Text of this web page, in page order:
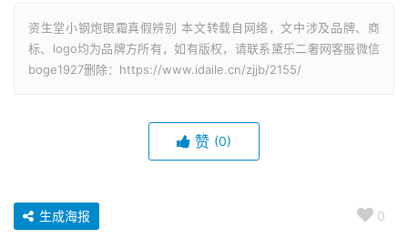
资生堂小钢炮眼霜真假辨别 本文转载自网络，文中涉及品牌、商
标、logo均为品牌方所有，如有版权，请联系黛乐二奢网客服微信
boge1927删除：https://www.idaile.cn/zjjb/2155/
赞 (0)
0
生成海报